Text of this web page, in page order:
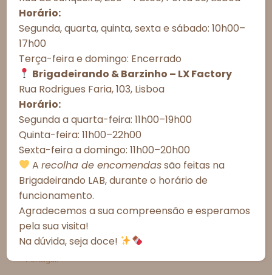
como cookies para armazenar e/ou acessar informações do
processar dados como comportamento de navegação ou IDs únicos
neste site. A não autorização ou a retirada do consentimento podem
afetar negativamente determinados recursos e funções.
Aceitar todos
Ver preferências
Política de Cookies Política de Privacidade – Brigadeirando
Observações do cliente:
Esgotado
Informações Importantes
Prazos de Entrega
Meios de Entrega
Alergénicos
*As fotografias são meramente ilustrativas.
*Todos os valores incluem IVA à taxa legal em vigor em
Portugal.
Horário:
Segunda, quarta, quinta, sexta e sábado: 10h00–
17h00
Terça-feira e domingo: Encerrado
Brigadeirando & Barzinho – LX Factory
Rua Rodrigues Faria, 103, Lisboa
Horário:
Segunda a quarta-feira: 11h00–19h00
Quinta-feira: 11h00–22h00
Sexta-feira a domingo: 11h00–20h00
Arecolha de encomendassão feitas na
Brigadeirando LAB, durante o horário de
funcionamento.
Agradecemos a sua compreensão e esperamos
pela sua visita!
Na dúvida, seja doce!